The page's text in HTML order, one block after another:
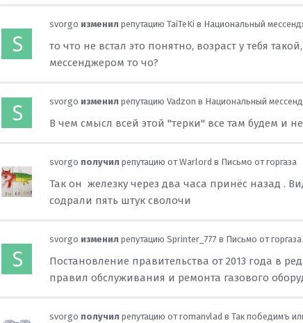
svorgo изменил репутациюTaiTeKi в Национальный
то что не встал это понятно, возраст у тебя
мессенджером то чо?
svorgo изменил репутациюVadzon в Национальный
В чем смысл всей этой "терки" все там будем и
svorgo получил репутацию отWarlord в Письмо от горгаза
Так он железку через два часа принёс назад .
содрали пять штук сволочи
svorgo изменил репутациюSprinter_777 в Письмо от горгаза
Постановление правительства от 2013 года в
правил обслуживания и ремонта газового
svorgo получил репутацию отromanvlad вТак победимъ